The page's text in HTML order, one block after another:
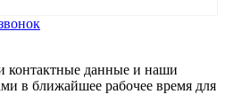
контактные данные и наши
в ближайшее рабочее время для